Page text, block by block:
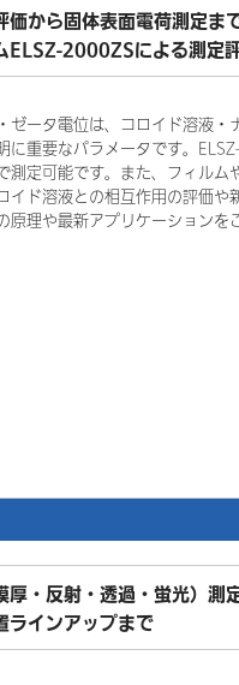
から固体表面電荷測定ま
ELSZ-2000ZSによる測定
ゼータ電位は、コロイド溶液
に重要なパラメータです。
測定可能です。また、フィル
イド溶液との相互作用の評価
原理や最新アプリケーションを
・反射・透過・蛍光）測
ラインアップまで